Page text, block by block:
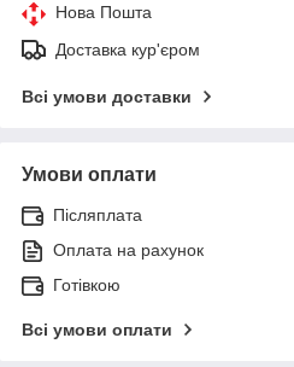
Нова Пошта
Доставка кур'єром
Всі умови доставки
Умови оплати
Післяплата
Оплата на рахунок
Готівкою
Всі умови оплати